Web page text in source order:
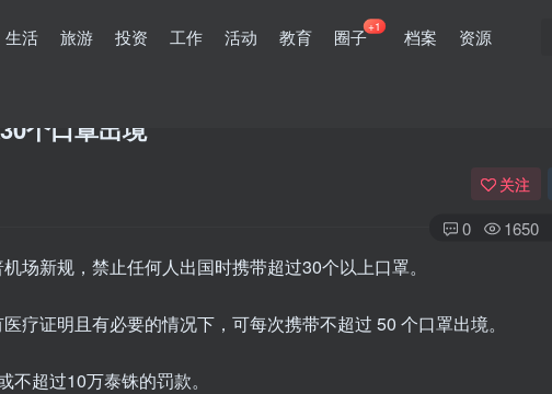
生活 旅游 投资 工作 活动 教育 圈子+1 档案 资源
个口罩出境
关注
0 1650
场新规，禁止任何人出国时携带超过30个以上口罩。
疗证明且有必要的情况下，可每次携带不超过 50 个口罩出境。
超过10万泰铢的罚款。